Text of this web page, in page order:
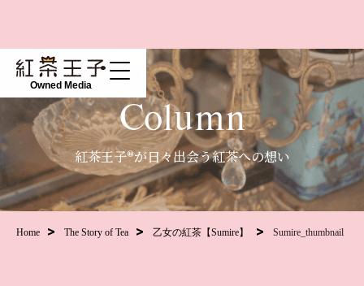
Owned Media
Column
紅茶王子®が日々出会う紅茶への想い
Home The Story of Tea 乙女の紅茶【Sumire】 Sumire_thumbnail